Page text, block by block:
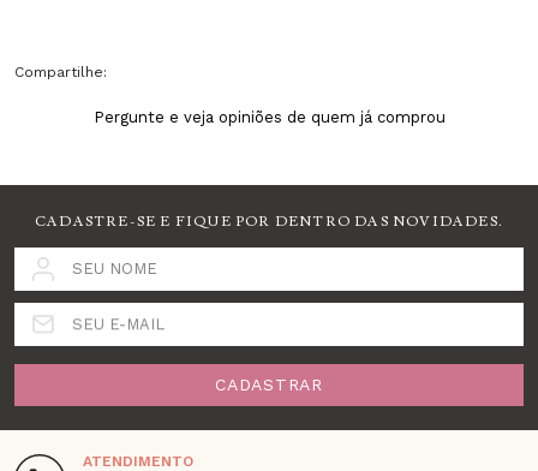
Compartilhe:
Pergunte e veja opiniões de quem já comprou
CADASTRE-SE E FIQUE POR DENTRO DAS NOVIDADES.
SEU NOME
SEU E-MAIL
CADASTRAR
ATENDIMENTO